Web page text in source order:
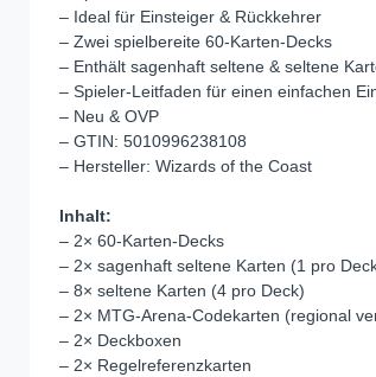
– Ideal für Einsteiger & Rückkehrer
– Zwei spielbereite 60‑Karten‑Decks
– Enthält sagenhaft seltene & seltene
– Spieler‑Leitfaden für einen einfachen
– Neu & OVP
– GTIN: 5010996238108
– Hersteller: Wizards of the Coast
Inhalt:
– 2× 60‑Karten‑Decks
– 2× sagenhaft seltene Karten (1 pro
– 8× seltene Karten (4 pro Deck)
– 2× MTG‑Arena‑Codekarten (regional
– 2× Deckboxen
– 2× Regelreferenzkarten